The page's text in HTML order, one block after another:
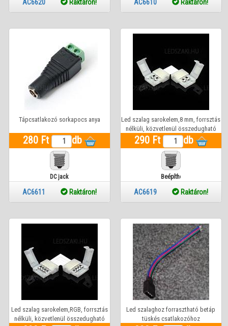
AC6620 Raktáron! AC6610 Raktáron!
Tápcsatlakozó sorkapocs anya
280 Ft db
DC jack
AC6611 Raktáron!
Led szalag sarokelem,8 mm, forrsztás
nélküli, közvetlenül összedugható
290 Ft db
Beépíthető
AC6619 Raktáron!
Led szalag sarokelem,RGB, forrsztás
nélküli, közvetlenül összedugható
Led szalaghoz forrasztható betáp
tüskés csatlakozóhoz